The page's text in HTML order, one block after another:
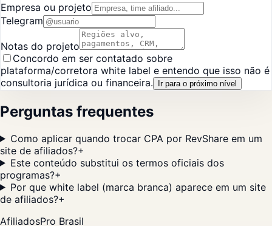
Empresa ou projeto
Telegram
Notas do projeto
Concordo em ser contatado sobre
plataforma/corretora white label e entendo que isso não é
consultoria jurídica ou financeira.
Ir para o próximo nível
Perguntas frequentes
Como aplicar quando trocar CPA por RevShare em um
site de afiliados?+
Este conteúdo substitui os termos oficiais dos
programas?+
Por que white label (marca branca) aparece em um site
de afiliados?+
AfiliadosPro Brasil